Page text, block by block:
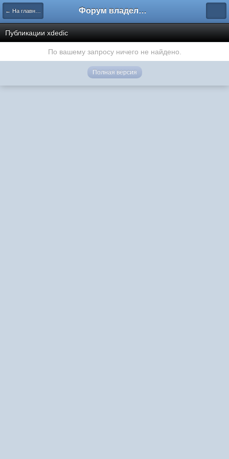
← На главную Форум владельцев интернет-магазинов
Публикации xdedic
По вашему запросу ничего не найдено.
Полная версия